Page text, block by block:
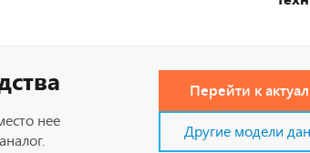
нее
Перейти к
Другие модели